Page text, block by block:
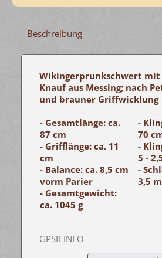
Beschreibung
Wikingerprunkschwert mit
Knauf aus Messing; nach
und brauner Griffwicklung
- Gesamtlänge: ca.
87 cm
- Grifflänge: ca. 11
cm
- Balance: ca. 8,5 cm
vorm Parier
- Gesamtgewicht:
ca. 1045 g
-
70
-
5 -
-
3,5
GPSR INFO